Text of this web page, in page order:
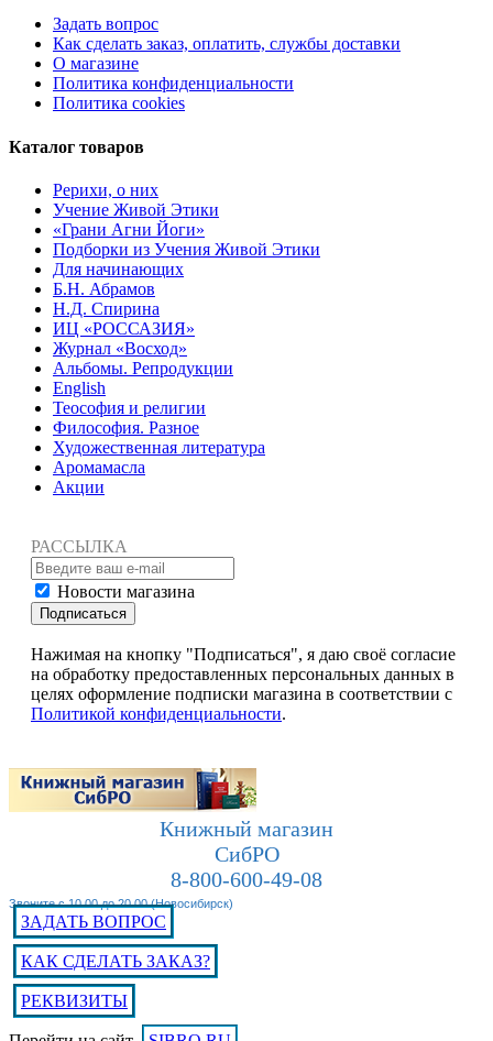
Задать вопрос
Как сделать заказ, оплатить, службы доставки
О магазине
Политика конфиденциальности
Политика cookies
Каталог товаров
Рерихи, о них
Учение Живой Этики
«Грани Агни Йоги»
Подборки из Учения Живой Этики
Для начинающих
Б.Н. Абрамов
Н.Д. Спирина
ИЦ «РОССАЗИЯ»
Журнал «Восход»
Альбомы. Репродукции
English
Теософия и религии
Философия. Разное
Художественная литература
Аромамасла
Акции
РАССЫЛКА
Новости магазина
Подписаться
Нажимая на кнопку "Подписаться", я даю своё согласие
на обработку предоставленных персональных данных в
целях оформление подписки магазина в соответствии с
Политикой конфиденциальности.
Книжный магазин
СибРО
8-800-600-49-08
Звоните с 10.00 до 20.00 (Новосибирск)
ЗАДАТЬ ВОПРОС
КАК СДЕЛАТЬ ЗАКАЗ?
РЕКВИЗИТЫ